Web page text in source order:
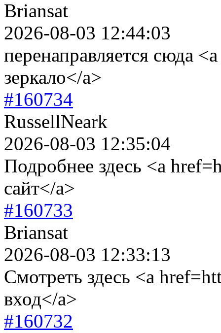
Briansat
2026-08-03 12:44:03
перенаправляется сюда
зеркало</a>
#160734
RussellNeark
2026-08-03 12:35:04
Подробнее здесь <a
сайт</a>
#160733
Briansat
2026-08-03 12:33:13
Смотреть здесь <a
вход</a>
#160732